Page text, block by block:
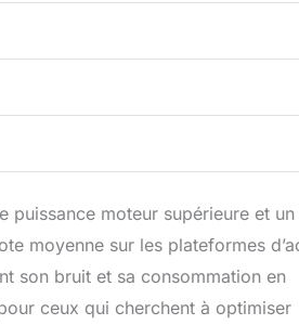
puissance moteur supérieure et un
moyenne sur les plateformes
son bruit et sa consommation en
ceux qui cherchent à optimiser